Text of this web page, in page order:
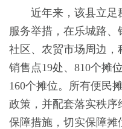
近年来，该县立足
服务举措，在乐城路
社区、农贸市场周边
销售点19处、810个摊
160个摊位。所有便民
政策，并配套落实秩
保障措施，切实保障摊